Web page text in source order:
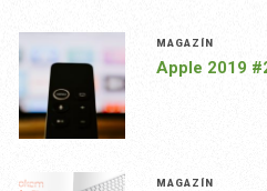
MAGAZÍN
Apple 2019
MAGAZÍN